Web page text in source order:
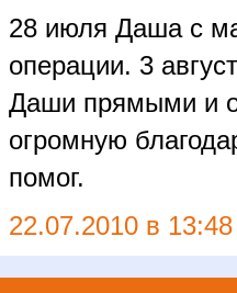
28 июля Даша с
операции. 3
Даши прямыми и
огромную
помог.
22.07.2010 в 13:48